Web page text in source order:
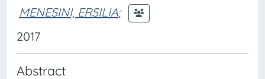
MENESINI, ERSILIA;
2017
Abstract